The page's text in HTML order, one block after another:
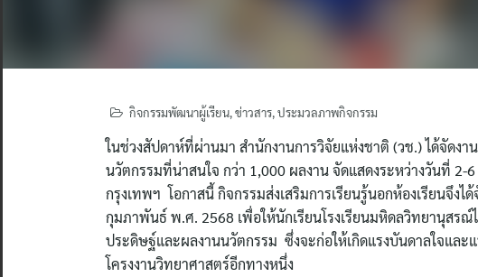
กิจกรรมพัฒนาผู้เรียน,ข่าวสาร,ประมวลภาพกิจกรรม
ในช่วงสัปดาห์ที่ผ่านมา สำนักงานการวิจัยแห่งชาติ (วช.) ได้จัด
นวัตกรรมที่น่าสนใจ กว่า 1,000 ผลงาน จัดแสดงระหว่างวันที่
กรุงเทพฯ โอกาสนี้ กิจกรรมส่งเสริมการเรียนรู้นอกห้องเรียนจึ
กุมภาพันธ์ พ.ศ. 2568 เพื่อให้นักเรียนโรงเรียนมหิดลวิทยานุสรณ์
ประดิษฐ์และผลงานนวัตกรรม ซึ่งจะก่อให้เกิดแรงบันดาลใจและ
โครงงานวิทยาศาสตร์อีกทางหนึ่ง